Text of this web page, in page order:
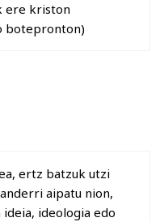
ere kriston
botepronton)
ertz batzuk utzi
aipatu nion,
ideologia edo